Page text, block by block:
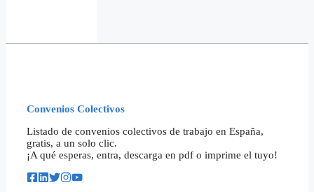
Convenios Colectivos
Listado de convenios colectivos de trabajo en España,
gratis, a un solo clic.
¡A qué esperas, entra, descarga en pdf o imprime el tuyo!